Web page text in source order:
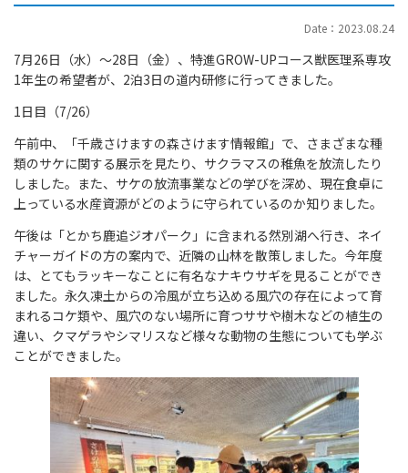
Date：2023.08.24
7月26日（水）～28日（金）、特進GROW-UPコース獣医理系専攻
1年生の希望者が、2泊3日の道内研修に行ってきました。
1日目（7/26）
午前中、「千歳さけますの森さけます情報館」で、さまざまな種
類のサケに関する展示を見たり、サクラマスの稚魚を放流したり
しました。また、サケの放流事業などの学びを深め、現在食卓に
上っている水産資源がどのように守られているのか知りました。
午後は「とかち鹿追ジオパーク」に含まれる然別湖へ行き、ネイ
チャーガイドの方の案内で、近隣の山林を散策しました。今年度
は、とてもラッキーなことに有名なナキウサギを見ることができ
ました。永久凍土からの冷風が立ち込める風穴の存在によって育
まれるコケ類や、風穴のない場所に育つササや樹木などの植生の
違い、クマゲラやシマリスなど様々な動物の生態についても学ぶ
ことができました。